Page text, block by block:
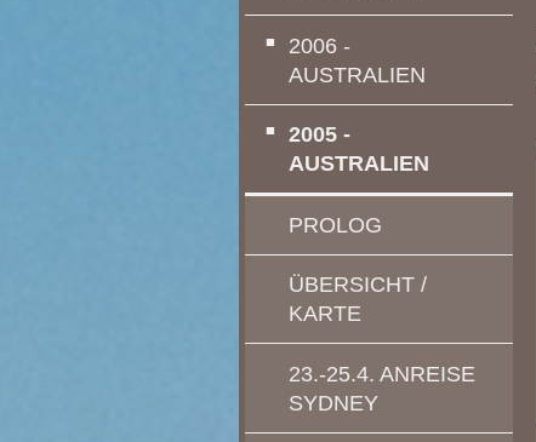
2006 -
AUSTRALIEN
2005 -
AUSTRALIEN
PROLOG
ÜBERSICHT /
KARTE
23.-25.4. ANREISE
SYDNEY